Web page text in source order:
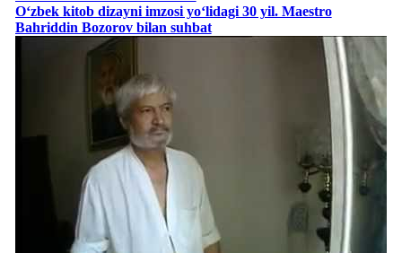
Oʻzbek kitob dizayni imzosi yoʻlidagi 30 yil. Maestro
Bahriddin Bozorov bilan suhbat